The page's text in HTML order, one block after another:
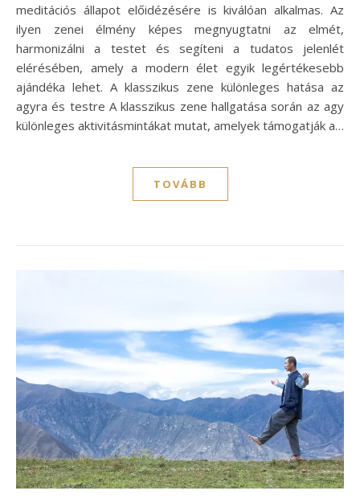
meditációs állapot előidézésére is kiválóan alkalmas. Az
ilyen zenei élmény képes megnyugtatni az elmét,
harmonizálni a testet és segíteni a tudatos jelenlét
elérésében, amely a modern élet egyik legértékesebb
ajándéka lehet. A klasszikus zene különleges hatása az
agyra és testre A klasszikus zene hallgatása során az agy
különleges aktivitásmintákat mutat, amelyek támogatják a…
TOVÁBB